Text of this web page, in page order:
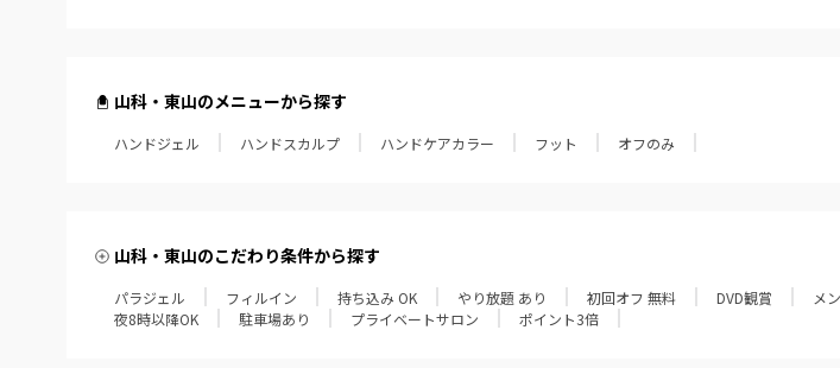
山科・東山のメニューから探す
ハンドジェル ハンドスカルプ ハンドケアカラー フット オフのみ
山科・東山のこだわり条件から探す
パラジェル フィルイン 持ち込み OK やり放題 あり 初回オフ 無料 DVD観賞 メ
夜8時以降OK
駐車場あり プライベートサロン ポイント3倍